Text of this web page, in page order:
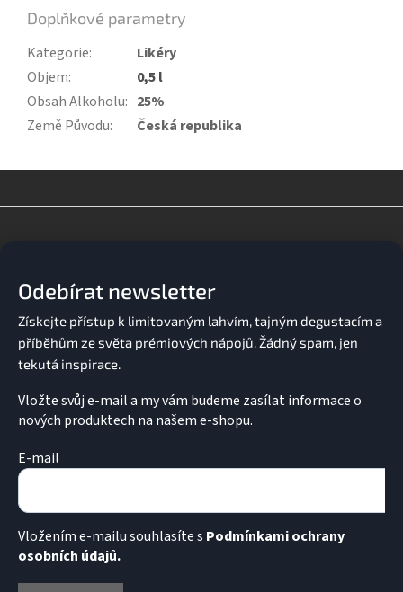
Doplňkové parametry
Kategorie:
Likéry
Objem:
0,5 l
Obsah Alkoholu: 25%
Země Původu: Česká republika
Odebírat newsletter
Vložte svůj e-mail a my vám budeme zasílat informace o
nových produktech na našem e-shopu.
E-mail
Vložením e-mailu souhlasíte s Podmínkami ochrany
osobních údajů.